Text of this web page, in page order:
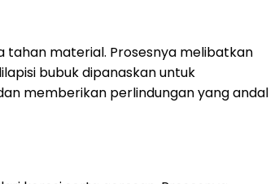
tahan material. Prosesnya melibatkan
bubuk dipanaskan untuk
memberikan perlindungan yang andal